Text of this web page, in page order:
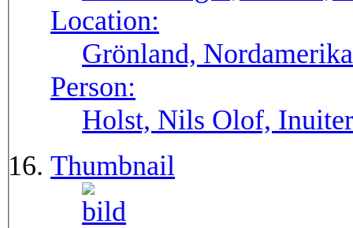
Location:
Grönland, Nordamerika
Person:
Holst, Nils Olof, Inuiter
Thumbnail